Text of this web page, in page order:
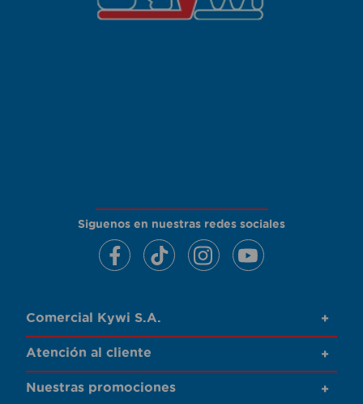
Siguenos en nuestras redes sociales
Comercial Kywi S.A. +
Atención al cliente +
Nuestras promociones +